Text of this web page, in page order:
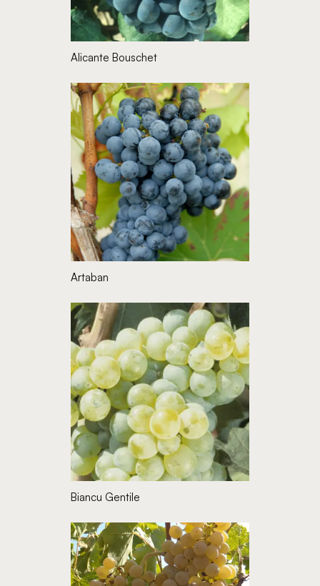
Alicante Bouschet
Artaban
Biancu Gentile